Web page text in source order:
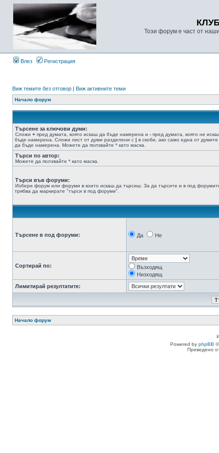
Този форум е част от
Влез Регистрация
Виж темите без отговор | Виж активните теми
Начало форум
Търсене за ключови думи:
Сложи + пред думата, която искаш да бъде намерена и - пред думата, която не
бъде намерена. Сложи лист от думи разделени с | в скоби, ако само една от думите
да бъде намерена. Можете да ползвайте * като маска.
Търси по автор:
Можете да ползвайте * като маска.
Търси във форуми:
Избери форум или форуми в които искаш да търсиш. За да търсите и в под
трябва да маркирате "търси в под форуми".
Търсене в под форуми: Да Не
Сортирай по:
Възходящ
Низходящ
Лимитирай резултатите:
Начало форум
Powered by phpBB
Преведено